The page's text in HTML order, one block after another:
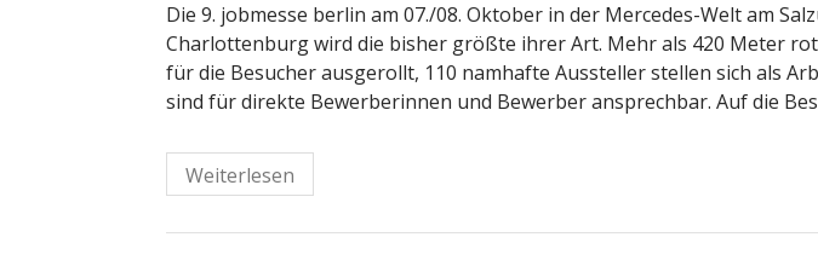
Die 9. jobmesse berlin am 07./08. Oktober in der Mercedes-Welt am
Charlottenburg wird die bisher größte ihrer Art. Mehr als 420 Meter
für die Besucher ausgerollt, 110 namhafte Aussteller stellen sich als
sind für direkte Bewerberinnen und Bewerber ansprechbar. Auf die
Weiterlesen